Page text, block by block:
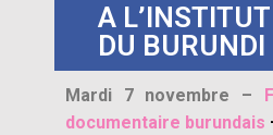
A
DU BURUNDI
Mardi 7 novembre –
documentaire burundais